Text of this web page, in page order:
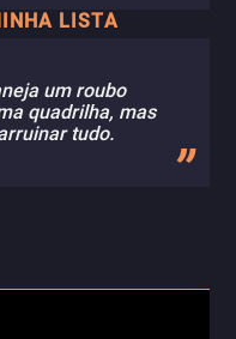
LISTA
um roubo
quadrilha, mas
tudo.